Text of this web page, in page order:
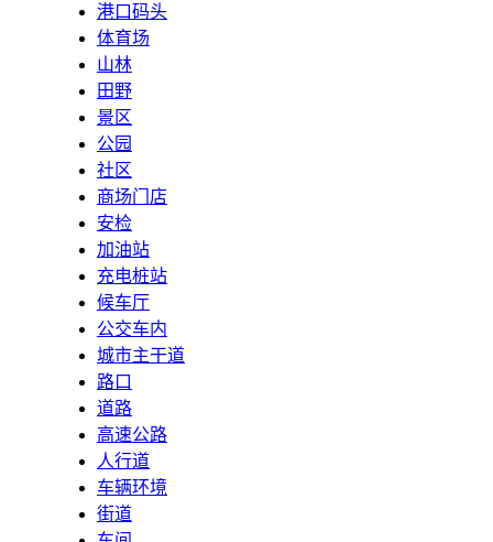
港口码头
体育场
山林
田野
景区
公园
社区
商场门店
安检
加油站
充电桩站
候车厅
公交车内
城市主干道
路口
道路
高速公路
人行道
车辆环境
街道